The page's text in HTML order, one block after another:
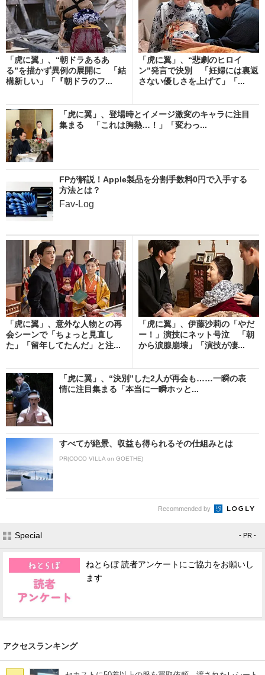
「虎に翼」、“朝ドラあるあ
る”を描かず異例の展開に 「結
構新しい」「『朝ドラのフ...
「虎に翼」、“悲劇のヒロイ
ン”発言で決別 「妊婦には裏返
さない優しさを上げて」「...
「虎に翼」、登場時とイメージ激変のキャラに注目
集まる 「これは胸熱…！」「変わっ...
FPが解説！Apple製品を分割手数料0円で入手する
方法とは？
Fav-Log
「虎に翼」、意外な人物との再
会シーンで「ちょっと見直し
た」「留年してたんだ」と注...
「虎に翼」、伊藤沙莉の「やだ
ー！」演技にネット号泣 「朝
から涙腺崩壊」「演技が凄...
「虎に翼」、“決別”した2人が再会も……一瞬の表
情に注目集まる「本当に一瞬ホッと...
すべてが絶景、収益も得られるその仕組みとは
PR(COCO VILLA on GOETHE)
Recommended by
Special - PR -
ねとらぼ 読者アンケートにご協力をお願いし
ます
アクセスランキング